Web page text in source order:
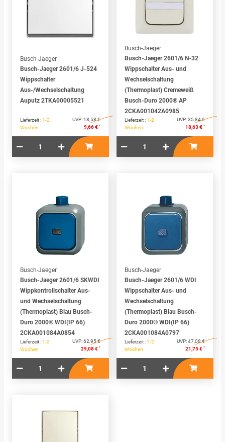
Busch-Jaeger
Busch-Jaeger 2601/6 J-524
Wippschalter
Aus-/Wechselschaltung
Auputz 2TKA00005521
Lieferzeit :1-2
Wochen
UVP:18,58 €
9,66 € *
Busch-Jaeger
Busch-Jaeger 2601/6 N-32
Wippschalter Aus- und
Wechselschaltung
(Thermoplast) Cremeweiß
Busch-Duro 2000® AP
2CKA001042A0985
Lieferzeit :1-2
Wochen
UVP:35,84 €
18,63 € *
Busch-Jaeger
Busch-Jaeger 2601/6 SKWDI
Wippkontrollschalter Aus-
und Wechselschaltung
(Thermoplast) Blau Busch-
Duro 2000® WDI(IP 66)
2CKA001084A0854
Lieferzeit :1-2
Wochen
UVP:62,95 €
29,08 € *
Busch-Jaeger
Busch-Jaeger 2601/6 WDI
Wippschalter Aus- und
Wechselschaltung
(Thermoplast) Blau Busch-
Duro 2000® WDI(IP 66)
2CKA001084A0797
Lieferzeit :1-2
Wochen
UVP:47,08 €
21,75 € *